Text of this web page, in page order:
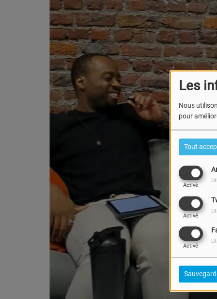
Les
Nous
pour
Tout
Activé
Activé
Activé